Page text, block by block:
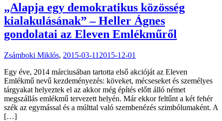
„Alapja egy demokratikus közösség
kialakulásának” – Heller Ágnes
gondolatai az Eleven Emlékműről
Zsámboki Miklós, 2015-03-11 2015-12-01
Egy éve, 2014 márciusában tartotta első akcióját az Eleven
Emlékmű nevű kezdeményezés: köveket, mécseseket és személyes
tárgyakat helyeztek el az akkor még építés előtt álló német
megszállás emlékmű tervezett helyén. Már ekkor feltűnt a két fehér
szék az egymással és a múlttal való szembenézés szimbólumaként. A
[…]